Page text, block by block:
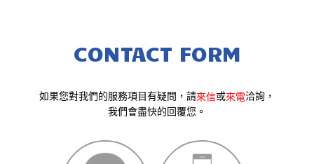
CONTACT FORM
如果您對我們的服務項目有疑問，請來信或來電洽詢，
我們會盡快的回覆您。